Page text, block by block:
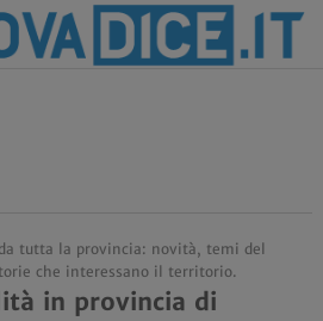
tutta la provincia: novità, temi del
che interessano il territorio.
in provincia di